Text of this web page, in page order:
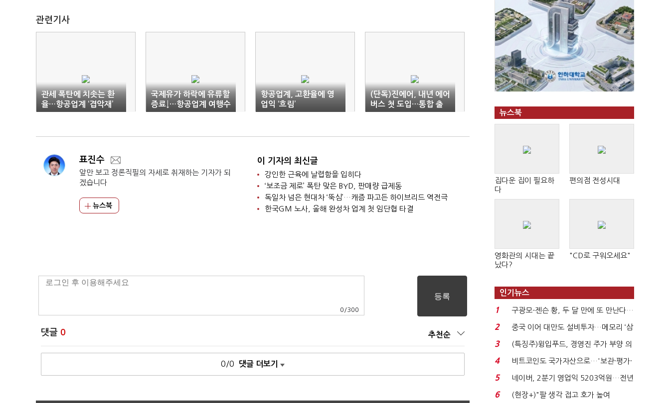
관련기사
관세 폭탄에 치솟는 환
율…항공업계 ‘겹악재’
국제유가 하락에 유류할
증료↓…항공업계 여행수
요 기대감
항공업계, 고환율에 영
업익 ‘흐림’
(단독)진에어, 내년 에어
버스 첫 도입…통합 출
범 속도
표진수
앞만 보고 정론직필의 자세로 취재하는 기자가 되
겠습니다
뉴스북
이 기자의 최신글
강인한 근육에 날렵함을 입히다
‘보조금 제로’ 폭탄 맞은 BYD, 판매량 급제동
독일차 넘은 현대차 ‘뚝심’…캐즘 파고든 하이브리드 역전극
한국GM 노사, 올해 완성차 업계 첫 임단협 타결
0 /300
댓글 0 추천순
0/0 댓글 더보기
뉴스북
집다운 집이 필요하
다
편의점 전성시대
영화관의 시대는 끝
났다?
"CD로 구워오세요"
인기뉴스
1
구광모-젠슨 황, 두 달 만에 또 만난다…
로봇·AI 등 논...
2
중국 이어 대만도 설비투자…메모리 ‘삼
국전쟁’
3
(특징주)윙입푸드, 경영진 주가 부양 의
지에 상한가...
4
비트코인도 국가자산으로…'보관·평가·
처분' 기준은 ...
5
네이버, 2분기 영업익 5203억원…전년
비 0.2% 감소...
6
(현장+)"팔 생각 접고 호가 높여